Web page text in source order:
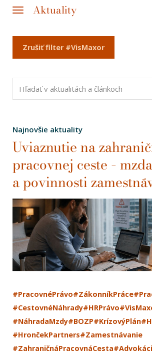
Aktuality
Zrušiť filter #VisMaxor
Najnovšie aktuality
Uviaznutie na
pracovnej ceste –
a povinnosti
#PracovnéPrávo#ZákonníkPráce
#CestovnéNáhrady#HRPrávo
#NáhradaMzdy#BOZP#KrízovýPlán
#HrončekPartners#Zamestnávanie
#ZahraničnáPracovnáCesta